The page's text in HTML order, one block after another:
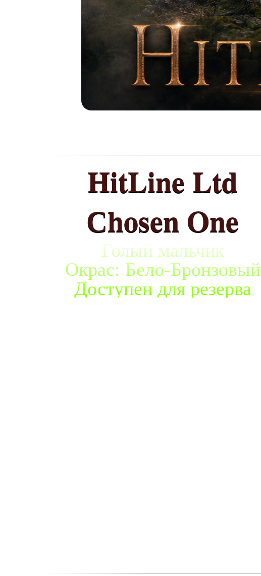
HitLine Ltd
Сhosen One
Голый мальчик
Окрас: Бело-Бронзовый
Доступен для резерва